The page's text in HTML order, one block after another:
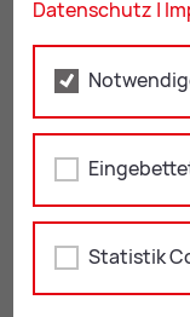
ju­gend@
ZUR
Mail Print
Datenschutz |
Statistik